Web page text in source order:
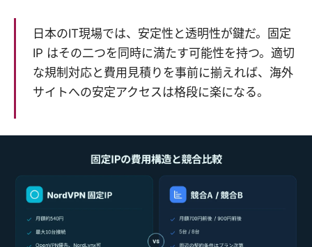
日本のIT現場では、安定性と透明性が鍵だ。固定
IP はその二つを同時に満たす可能性を持つ。適切
な規制対応と費用見積りを事前に揃えれば、海外
サイトへの安定アクセスは格段に楽になる。